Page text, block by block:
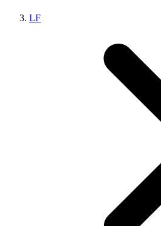
LF